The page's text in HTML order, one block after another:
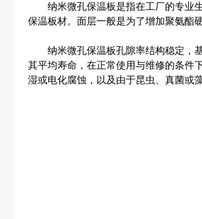
纳米微孔保温板是指在工厂的专业生
保温板材。面层一般是为了增加聚氨酯
纳米微孔保温板孔隙率结构稳定，基
其平均寿命，在正常使用与维修的条件
湿或电化腐蚀，以及由于昆虫、真菌或